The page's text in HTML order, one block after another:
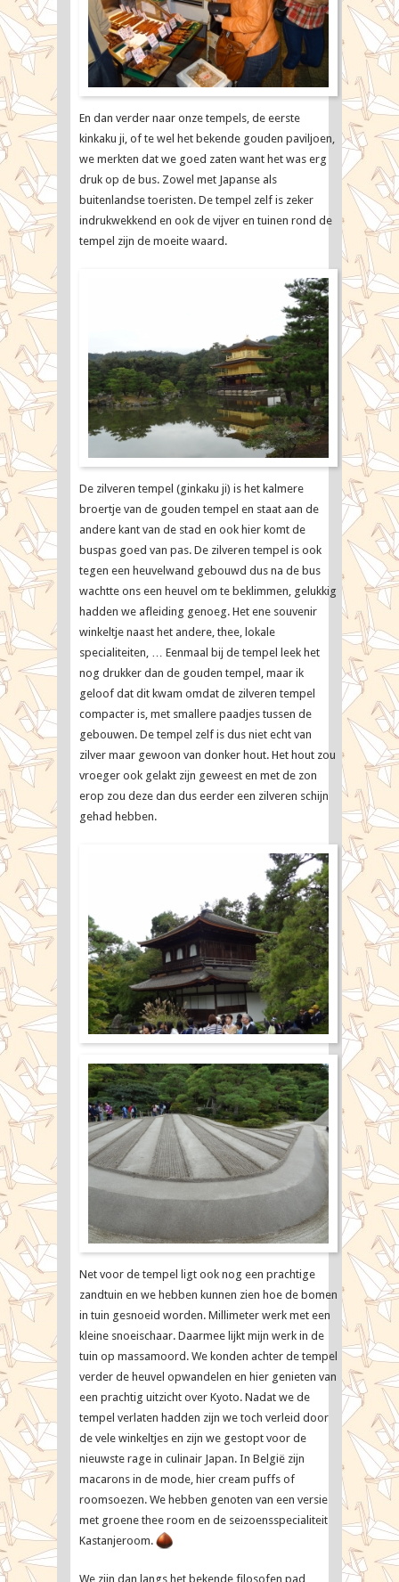
En dan verder naar onze tempels, de eerste
kinkaku ji, of te wel het bekende gouden paviljoen,
we merkten dat we goed zaten want het was erg
druk op de bus. Zowel met Japanse als
buitenlandse toeristen. De tempel zelf is zeker
indrukwekkend en ook de vijver en tuinen rond de
tempel zijn de moeite waard.
De zilveren tempel (ginkaku ji) is het kalmere
broertje van de gouden tempel en staat aan de
andere kant van de stad en ook hier komt de
buspas goed van pas. De zilveren tempel is ook
tegen een heuvelwand gebouwd dus na de bus
wachtte ons een heuvel om te beklimmen, gelukkig
hadden we afleiding genoeg. Het ene souvenir
winkeltje naast het andere, thee, lokale
specialiteiten, … Eenmaal bij de tempel leek het
nog drukker dan de gouden tempel, maar ik
geloof dat dit kwam omdat de zilveren tempel
compacter is, met smallere paadjes tussen de
gebouwen. De tempel zelf is dus niet echt van
zilver maar gewoon van donker hout. Het hout zou
vroeger ook gelakt zijn geweest en met de zon
erop zou deze dan dus eerder een zilveren schijn
gehad hebben.
Net voor de tempel ligt ook nog een prachtige
zandtuin en we hebben kunnen zien hoe de bomen
in tuin gesnoeid worden. Millimeter werk met een
kleine snoeischaar. Daarmee lijkt mijn werk in de
tuin op massamoord. We konden achter de tempel
verder de heuvel opwandelen en hier genieten van
een prachtig uitzicht over Kyoto. Nadat we de
tempel verlaten hadden zijn we toch verleid door
de vele winkeltjes en zijn we gestopt voor de
nieuwste rage in culinair Japan. In België zijn
macarons in de mode, hier cream puffs of
roomsoezen. We hebben genoten van een versie
met groene thee room en de seizoensspecialiteit
Kastanjeroom.
We zijn dan langs het bekende filosofen pad